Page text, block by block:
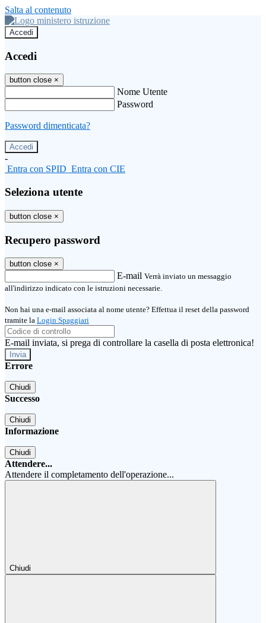
Salta al contenuto
Accedi
Accedi
button close ×
Nome Utente
Password
Password dimenticata?
-
Entra con SPID Entra con CIE
Seleziona utente
button close ×
Recupero password
button close ×
E-mail Verrà inviato un messaggio
all'indirizzo indicato con le istruzioni necessarie.
Non hai una e-mail associata al nome utente? Effettua il reset della password
tramite la Login Spaggiari
E-mail inviata, si prega di controllare la casella di posta elettronica!
Errore
Chiudi
Successo
Chiudi
Informazione
Chiudi
Attendere...
Attendere il completamento dell'operazione...
Chiudi